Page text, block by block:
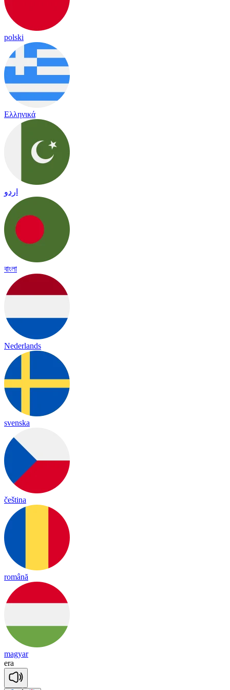
polski
Ελληνικά
اردو
বাংলা
Nederlands
svenska
čeština
română
magyar
era